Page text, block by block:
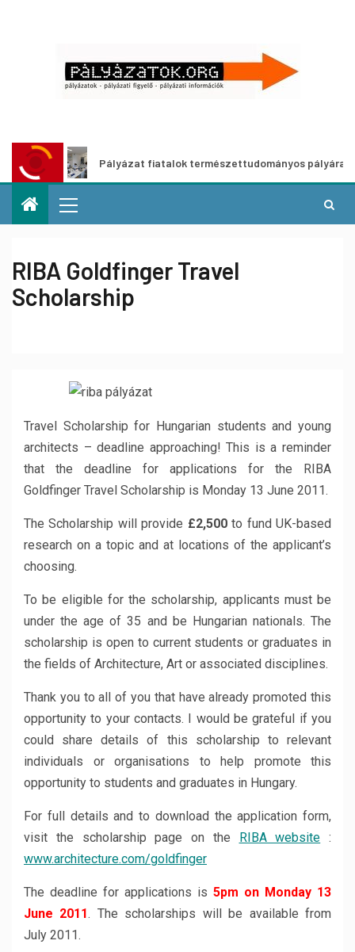
Pályázat fiatalok természettudományos pályára lépését
RIBA Goldfinger Travel
Scholarship
Travel Scholarship for Hungarian students and young
architects – deadline approaching! This is a reminder
that the deadline for applications for the RIBA
Goldfinger Travel Scholarship is Monday 13 June 2011.
The Scholarship will provide £2,500to fund UK-based
research on a topic and at locations of the applicant’s
choosing.
To be eligible for the scholarship, applicants must be
under the age of 35 and be Hungarian nationals. The
scholarship is open to current students or graduates in
the fields of Architecture, Art or associated disciplines.
Thank you to all of you that have already promoted this
opportunity to your contacts. I would be grateful if you
could share details of this scholarship to relevant
individuals or organisations to help promote this
opportunity to students and graduates in Hungary.
For full details and to download the application form,
visit the scholarship page on the RIBA website :
www.architecture.com/goldfinger
The deadline for applications is 5pm on Monday 13
June 2011. The scholarships will be available from
July 2011.